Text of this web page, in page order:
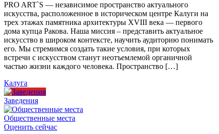
PRO ART`S — независимое пространство актуального
искусства, расположенное в историческом центре Калуги на
трех этажах памятника архитектуры XVIII века — первого
дома купца Ракова. Наша миссия – представить актуальное
искусство в широком контексте, научить аудиторию понимать
его. Мы стремимся создать такие условия, при которых
встречи с искусством станут неотъемлемой органичной
частью жизни каждого человека. Пространство […]
Калуга
Заведения
Общественные места
Оценить сейчас